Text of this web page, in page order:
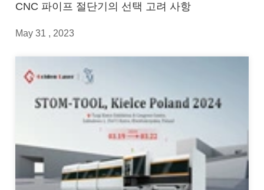
CNC 파이프 절단기의 선택 고려 사항
May 31 , 2023